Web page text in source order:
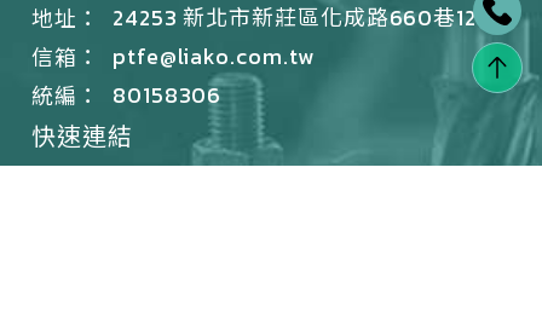
地址：
24253 新北市新莊區化成路660巷12號
信箱：
ptfe@liako.com.tw
統編：
80158306
快速連結